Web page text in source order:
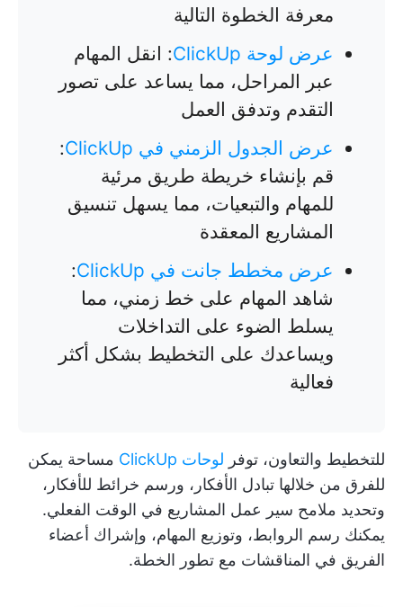
معرفة الخطوة التالية
عرض لوحة ClickUp
: انقل المهام
عبر المراحل، مما يساعد على تصور
التقدم وتدفق العمل
عرض الجدول الزمني في ClickUp
:
قم بإنشاء خريطة طريق مرئية
للمهام والتبعيات، مما يسهل تنسيق
المشاريع المعقدة
عرض مخطط جانت في ClickUp
:
شاهد المهام على خط زمني، مما
يسلط الضوء على التداخلات
ويساعدك على التخطيط بشكل أكثر
فعالية
للتخطيط والتعاون، توفر لوحات ClickUp
مساحة يمكن
للفرق من خلالها تبادل الأفكار، ورسم خرائط للأفكار،
وتحديد ملامح سير عمل المشاريع في الوقت الفعلي.
يمكنك رسم الروابط، وتوزيع المهام، وإشراك أعضاء
الفريق في المناقشات مع تطور الخطة.